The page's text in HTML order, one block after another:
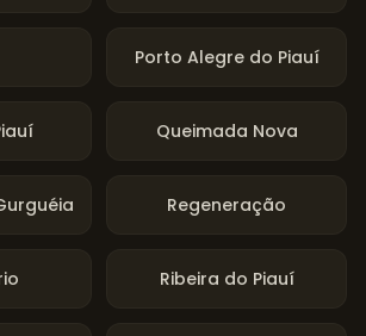
Porto Alegre do Piauí
Queimada Nova
Regeneração
Ribeira do Piauí